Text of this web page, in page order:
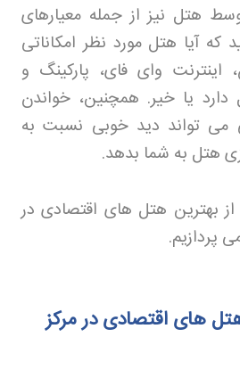
هتل نیز از جمله معیارهای
آیا هتل مورد نظر امکاناتی
اینترنت وای فای، پارکینگ و
یا خیر. همچنین، خواندن
می تواند دید خوبی نسبت به
هتل به شما بدهد.
بهترین هتل های اقتصادی در
پردازیم.
های اقتصادی در مرکز